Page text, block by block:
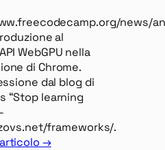
news/
al
WebGPU nella
di Chrome.
dal blog di
“Stop learning
frameworks/.
→